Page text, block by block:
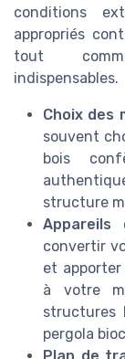
conditions
appropriés
tout
indispensables.
Choix des
souvent
bois
structure
Appareils
convertir
et apporter
à votre
structures
pergola